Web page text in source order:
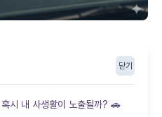
닫기
시 내 사생활이 노출될까? 🚗